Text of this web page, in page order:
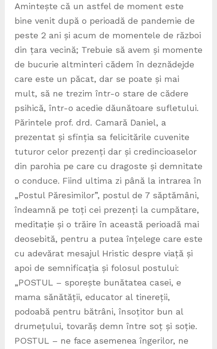
Amintește că un astfel de moment este
bine venit după o perioadă de pandemie de
peste 2 ani și acum de momentele de război
din țara vecină; Trebuie să avem și momente
de bucurie altminteri cădem în deznădejde
care este un păcat, dar se poate și mai
mult, să ne trezim într-o stare de cădere
psihică, într-o acedie dăunătoare sufletului.
Părintele prof. drd. Camară Daniel, a
prezentat și sfinția sa felicitările cuvenite
tuturor celor prezenți dar și credincioaselor
din parohia pe care cu dragoste și demnitate
o conduce. Fiind ultima zi până la intrarea în
„Postul Păresimilor”, postul de 7 săptămâni,
îndeamnă pe toți cei prezenți la cumpătare,
meditație și o trăire în această perioadă mai
deosebită, pentru a putea înțelege care este
cu adevărat mesajul Hristic despre viață și
apoi de semnificația și folosul postului:
„POSTUL – sporește bunătatea casei, e
mama sănătății, educator al tinereții,
podoabă pentru bătrâni, însoțitor bun al
drumețului, tovarăș demn între soț și soție.
POSTUL – ne face asemenea îngerilor, ne